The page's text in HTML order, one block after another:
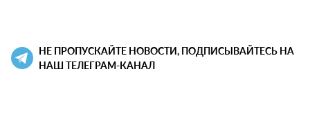
НЕ ПРОПУСКАЙТЕ НОВОСТИ, ПОДПИСЫВАЙТЕСЬ НА
НАШ ТЕЛЕГРАМ-КАНАЛ